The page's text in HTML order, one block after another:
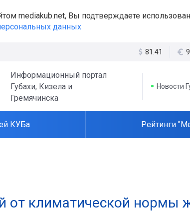
mediakub.net, Вы подтверждаете
данных
81.41
Информационный портал
Губахи, Кизела и
Гремячинска
Новости
КУБа Рейтинги
от климатической нормы